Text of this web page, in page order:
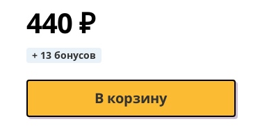
440 ₽
+ 13 бонусов
В корзину